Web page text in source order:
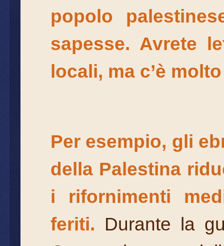
popolo
sapesse. Avrete
locali, ma c’è
Per esempio, gli
della Palestina
i rifornimenti
feriti. Durante la